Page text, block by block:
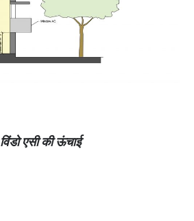
विंडो एसी की ऊंचाई